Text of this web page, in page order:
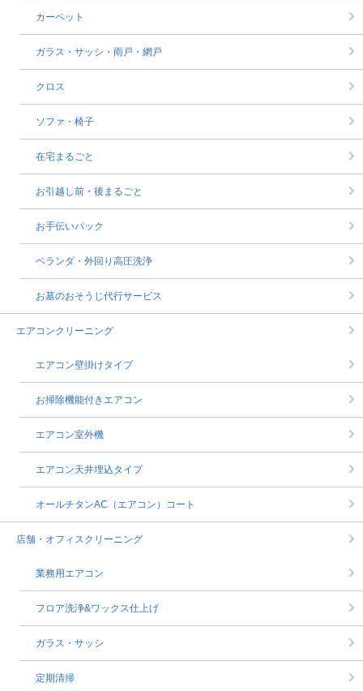
カーペット
ガラス・サッシ・雨戸・網戸
クロス
ソファ・椅子
在宅まるごと
お引越し前・後まるごと
お手伝いパック
ベランダ・外回り高圧洗浄
お墓のおそうじ代行サービス
エアコンクリーニング
エアコン壁掛けタイプ
お掃除機能付きエアコン
エアコン室外機
エアコン天井埋込タイプ
オールチタンAC（エアコン）コート
店舗・オフィスクリーニング
業務用エアコン
フロア洗浄&ワックス仕上げ
ガラス・サッシ
定期清掃